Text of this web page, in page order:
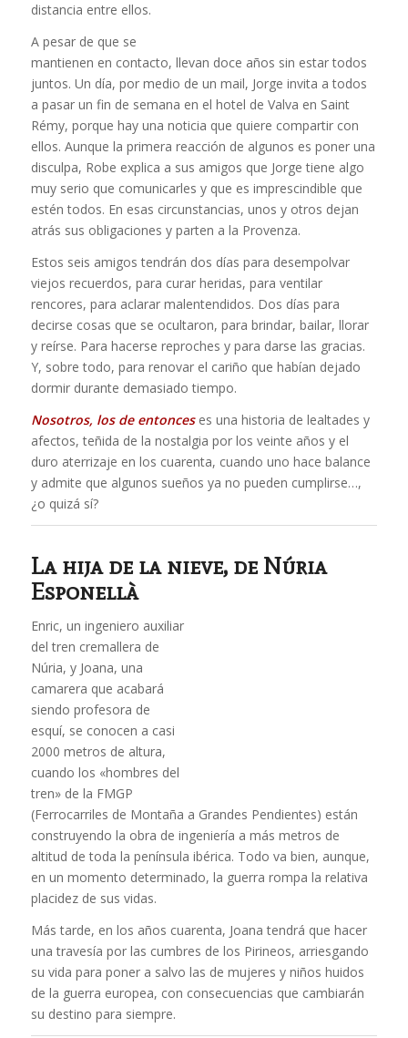
distancia entre ellos.
A pesar de que se
mantienen en contacto, llevan doce años sin estar todos
juntos. Un día, por medio de un mail, Jorge invita a todos
a pasar un fin de semana en el hotel de Valva en Saint
Rémy, porque hay una noticia que quiere compartir con
ellos. Aunque la primera reacción de algunos es poner una
disculpa, Robe explica a sus amigos que Jorge tiene algo
muy serio que comunicarles y que es imprescindible que
estén todos. En esas circunstancias, unos y otros dejan
atrás sus obligaciones y parten a la Provenza.
Estos seis amigos tendrán dos días para desempolvar
viejos recuerdos, para curar heridas, para ventilar
rencores, para aclarar malentendidos. Dos días para
decirse cosas que se ocultaron, para brindar, bailar, llorar
y reírse. Para hacerse reproches y para darse las gracias.
Y, sobre todo, para renovar el cariño que habían dejado
dormir durante demasiado tiempo.
Nosotros, los de entonceses una historia de lealtades y
afectos, teñida de la nostalgia por los veinte años y el
duro aterrizaje en los cuarenta, cuando uno hace balance
y admite que algunos sueños ya no pueden cumplirse…,
¿o quizá sí?
La hija de la nieve, de Núria
Esponellà
Enric, un ingeniero auxiliar
del tren cremallera de
Núria, y Joana, una
camarera que acabará
siendo profesora de
esquí, se conocen a casi
2000 metros de altura,
cuando los «hombres del
tren» de la FMGP
(Ferrocarriles de Montaña a Grandes Pendientes) están
construyendo la obra de ingeniería a más metros de
altitud de toda la península ibérica. Todo va bien, aunque,
en un momento determinado, la guerra rompa la relativa
placidez de sus vidas.
Más tarde, en los años cuarenta, Joana tendrá que hacer
una travesía por las cumbres de los Pirineos, arriesgando
su vida para poner a salvo las de mujeres y niños huidos
de la guerra europea, con consecuencias que cambiarán
su destino para siempre.